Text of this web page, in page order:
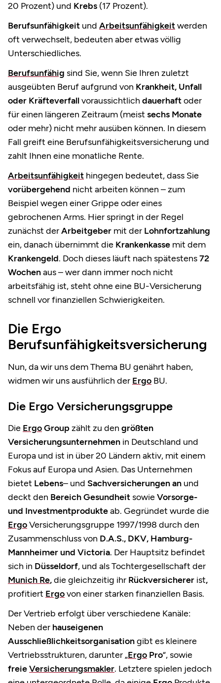
20 Prozent) und Krebs (17 Prozent).
Berufsunfähigkeit und Arbeitsunfähigkeitwerden
oft verwechselt, bedeuten aber etwas völlig
Unterschiedliches.
Berufsunfähig sind Sie, wenn Sie Ihren zuletzt
ausgeübten Beruf aufgrund von Krankheit, Unfall
oder Kräfteverfallvoraussichtlich dauerhaftoder
für einen längeren Zeitraum (meist sechs Monate
oder mehr) nicht mehr ausüben können. In diesem
Fall greift eine Berufsunfähigkeitsversicherung und
zahlt Ihnen eine monatliche Rente.
Arbeitsunfähigkeit hingegen bedeutet, dass Sie
vorübergehend nicht arbeiten können – zum
Beispiel wegen einer Grippe oder eines
gebrochenen Arms. Hier springt in der Regel
zunächst derArbeitgeber mit der Lohnfortzahlung
ein, danach übernimmt die Krankenkasse mit dem
Krankengeld. Doch dieses läuft nach spätestens72
Wochenaus – wer dann immer noch nicht
arbeitsfähig ist, steht ohne eine BU-Versicherung
schnell vor finanziellen Schwierigkeiten.
Die Ergo
Berufsunfähigkeitsversicherung
Nun, da wir uns dem Thema BU genährt haben,
widmen wir uns ausführlich der Ergo BU.
Die Ergo Versicherungsgruppe
Die ErgoGroupzählt zu den größten
Versicherungsunternehmen in Deutschland und
Europa und ist in über 20 Ländern aktiv, mit einem
Fokus auf Europa und Asien. Das Unternehmen
bietet Lebens– und Sachversicherungen an und
deckt den Bereich Gesundheit sowieVorsorge-
und Investmentprodukteab. Gegründet wurde die
ErgoVersicherungsgruppe 1997/1998 durch den
Zusammenschluss von D.A.S., DKV, Hamburg-
Mannheimer und Victoria. Der Hauptsitz befindet
sich in Düsseldorf, und als Tochtergesellschaft der
Munich Re,die gleichzeitig ihr Rückversicherer ist,
profitiert Ergovon einer starken finanziellen Basis.
Der Vertrieb erfolgt über verschiedene Kanäle:
Neben der hauseigenen
Ausschließlichkeitsorganisationgibt es kleinere
Vertriebsstrukturen, darunter „Ergo Pro“, sowie
freieVersicherungsmakler. Letztere spielen jedoch